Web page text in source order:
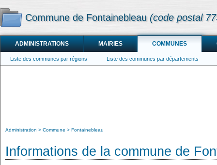
Commune de Fontainebleau (code postal
ADMINISTRATIONS MAIRIES COMMUNES
Liste des communes par régions Liste des communes par départements
Administration Commune Fontainebleau
Informations de la commune de